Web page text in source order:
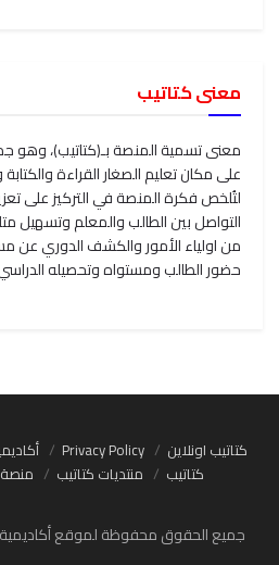
معنى كتاتيب
معنى تسمية المنصة بـ(كتاتيب)، وهو
على مكان تعليم الصغار القراءة
لتُلخص فكرة المنصة في التركيز على
التواصل بين الطالب والمعلم وتسهيل
من اولياء الأمور والكشف الدوري عن
حضور الطالب ومستواه وتحصيله
كتاتيب اونلاين Privacy Policy
كتاتيب
منتديات كتاتيب منصة
جميع الحقوق محفوظة لموقع أكاديمية كتاتيب